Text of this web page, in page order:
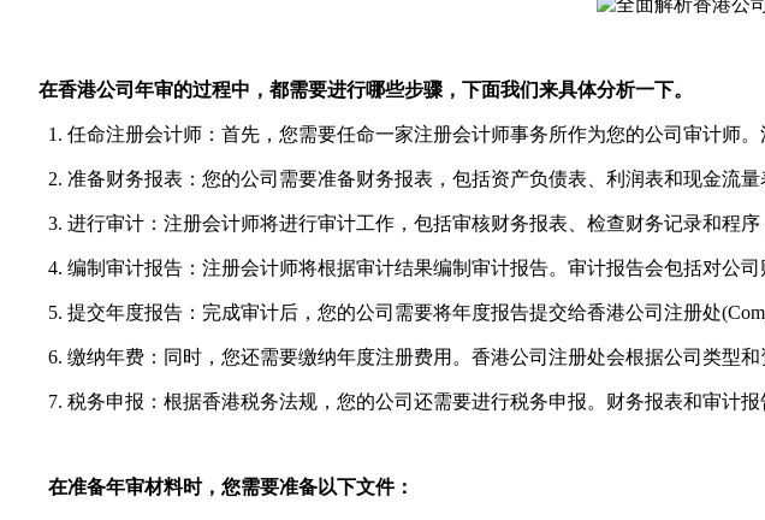
在香港公司年审的过程中，都需要进行哪些步骤，下面我们来具体分析一下。
1. 任命注册会计师：首先，您需要任命一家注册会计师事务所作为您的公司审计师。
2. 准备财务报表：您的公司需要准备财务报表，包括资产负债表、利润表和现金流量
3. 进行审计：注册会计师将进行审计工作，包括审核财务报表、检查财务记录和程序
4. 编制审计报告：注册会计师将根据审计结果编制审计报告。审计报告会包括对公司
5. 提交年度报告：完成审计后，您的公司需要将年度报告提交给香港公司注册处
6. 缴纳年费：同时，您还需要缴纳年度注册费用。香港公司注册处会根据公司类型和
7. 税务申报：根据香港税务法规，您的公司还需要进行税务申报。财务报表和审计报
在准备年审材料时，您需要准备以下文件：